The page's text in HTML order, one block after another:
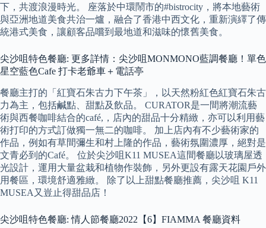
下，共渡浪漫時光。 座落於中環鬧市的#bistrocity，將本地藝術
與亞洲地道美食共治一爐，融合了香港中西文化，重新演繹了傳
統港式美食，讓顧客品嚐到最地道和滋味的懷舊美食。
尖沙咀特色餐廳: 更多詳情：尖沙咀MONMONO藍調餐廳！單色
星空藍色Cafe 打卡老爺車＋電話亭
餐廳主打的「紅寶石朱古力下午茶」，以天然粉紅色紅寶石朱古
力為主，包括鹹點、甜點及飲品。 CURATOR是一間將潮流藝
術與西餐咖啡結合的café,，店內的甜品十分精緻，亦可以利用藝
術打印的方式訂做獨一無二的咖啡。 加上店內有不少藝術家的
作品，例如有草間彌生和村上隆的作品，藝術氛圍濃厚，絕對是
文青必到的Café。 位於尖沙咀K11 MUSEA這間餐廳以玻璃屋透
光設計，運用大量盆栽和植物作裝飾，另外更設有露天花園戶外
用餐區，環境舒適雅緻。 除了以上甜點餐廳推薦，尖沙咀 K11
MUSEA又豈止得甜品店！
尖沙咀特色餐廳: 情人節餐廳2022【6】FIAMMA 餐廳資料